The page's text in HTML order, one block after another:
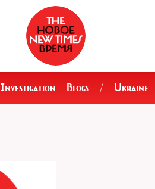
Investigation Blogs / Ukraine